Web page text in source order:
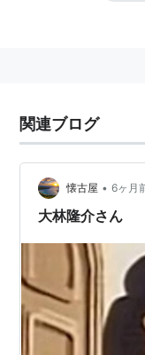
主な出演作品
アニメ
ガラスの仮面（
機動警察パトレ
機動戦士Zガン
機動戦士ガンダ
serial
スーパーロボ
関連ブログ
懐古屋 • 6ヶ月
大林隆介さん